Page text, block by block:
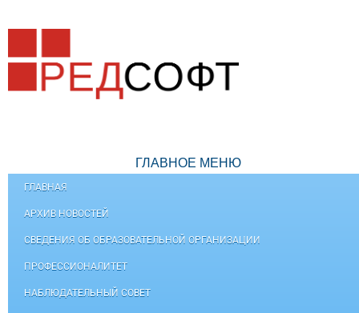
ГЛАВНОЕ МЕНЮ
ГЛАВНАЯ
АРХИВ НОВОСТЕЙ
СВЕДЕНИЯ ОБ ОБРАЗОВАТЕЛЬНОЙ ОРГАНИЗАЦИИ
ПРОФЕССИОНАЛИТЕТ
НАБЛЮДАТЕЛЬНЫЙ СОВЕТ